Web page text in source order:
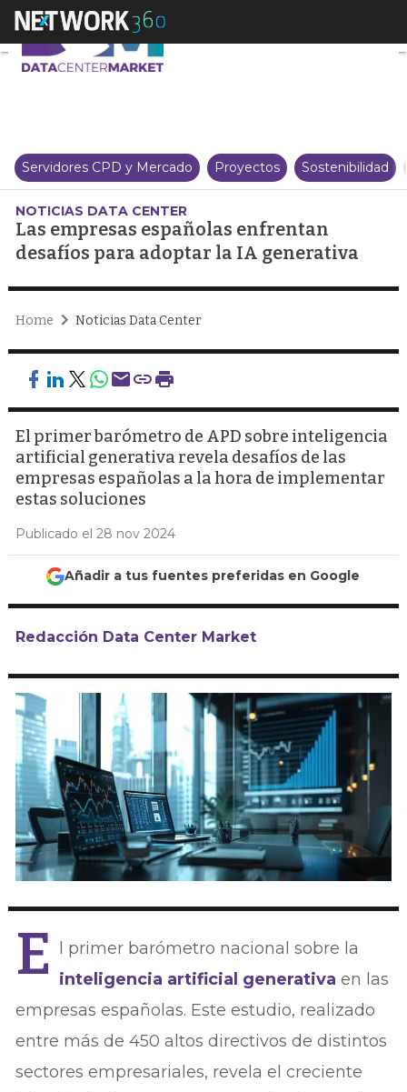
Las empresas españolas
Servidores CPD y Mercado Proyectos Sostenibilidad
NOTICIAS DATA CENTER
Las empresas españolas enfrentan
desafíos para adoptar la IA generativa
Home Noticias Data Center
El primer barómetro de APD sobre inteligencia
artificial generativa revela desafíos de las
empresas españolas a la hora de implementar
estas soluciones
Publicado el 28 nov 2024
Añadir a tus fuentes preferidas en Google
Redacción Data Center Market
E
l primer barómetro nacional sobre la
inteligencia artificial generativaen las
empresas españolas. Este estudio, realizado
entre más de 450 altos directivos de distintos
sectores empresariales, revela el creciente